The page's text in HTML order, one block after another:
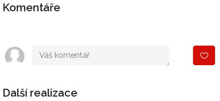
Komentáře
Další realizace